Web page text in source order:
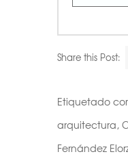
Share this Post:
Etiquetado
arquitectura,
Fernández